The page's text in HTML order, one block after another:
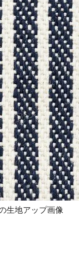
生地アップ画像